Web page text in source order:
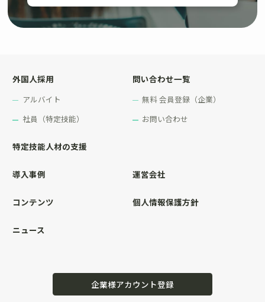
外国人採用
アルバイト
社員（特定技能）
特定技能人材の支援
導入事例
コンテンツ
ニュース
問い合わせ一覧
無料 会員登録（企業）
お問い合わせ
運営会社
個人情報保護方針
企業様アカウント登録